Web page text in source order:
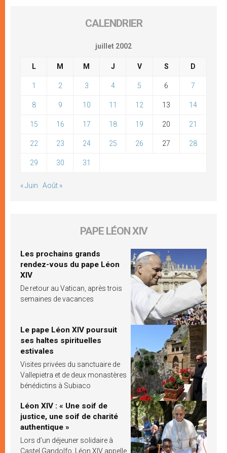
CALENDRIER
juillet 2002
L M M J V S D
1 2 3 4 5 6 7
8 9 10 11 12 13 14
15 16 17 18 19 20 21
22 23 24 25 26 27 28
29 30 31
« Juin Août »
PAPE LÉON XIV
Les prochains grands
rendez-vous du pape Léon
XIV
De retour au Vatican, après trois
semaines de vacances
Le pape Léon XIV poursuit
ses haltes spirituelles
estivales
Visites privées du sanctuaire de
Vallepietra et de deux monastères
bénédictins à Subiaco
Léon XIV : « Une soif de
justice, une soif de charité
authentique »
Lors d’un déjeuner solidaire à
Castel Gandolfo, Léon XIV appelle